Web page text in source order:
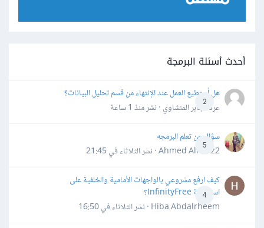
أحدث أسئلة البرمجة
2
هل أستطيع العمل عند الإنتهاء من قسم تحليل البيانات؟
عرفه جابر المنشاوي · نشرمنذ 1 ساعة
5
سؤال عن تعلم البرمجه
Ahmed Alhafiz2 · نشر
الثلاثاء في 21:45
4
كيف ارفع مشروعي بالواجهات الأمامية والخلفية على
استضافة InfinityFree؟
Hiba Abdalrheem · نشر
الثلاثاء في 16:50